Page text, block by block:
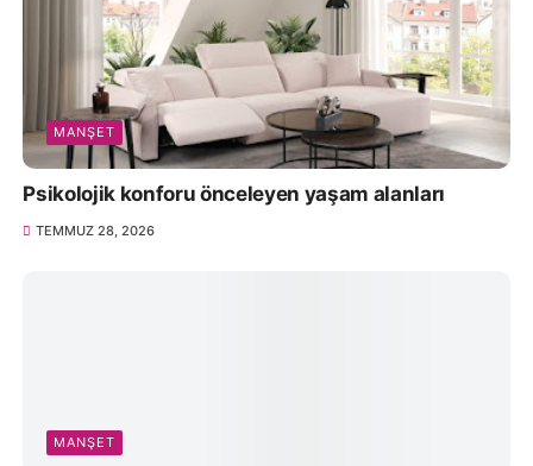
MANŞET
Psikolojik konforu önceleyen yaşam alanları
TEMMUZ 28, 2026
MANŞET